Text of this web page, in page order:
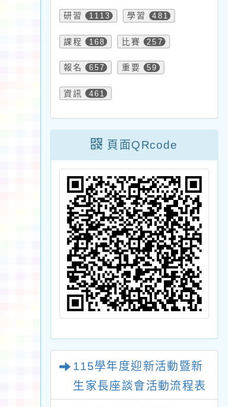
研習 1113 學習 481
課程 168 比賽 257
報名 657 重要 59
資訊 461
頁面QRcode
115學年度迎新活動暨新
生家長座談會活動流程表